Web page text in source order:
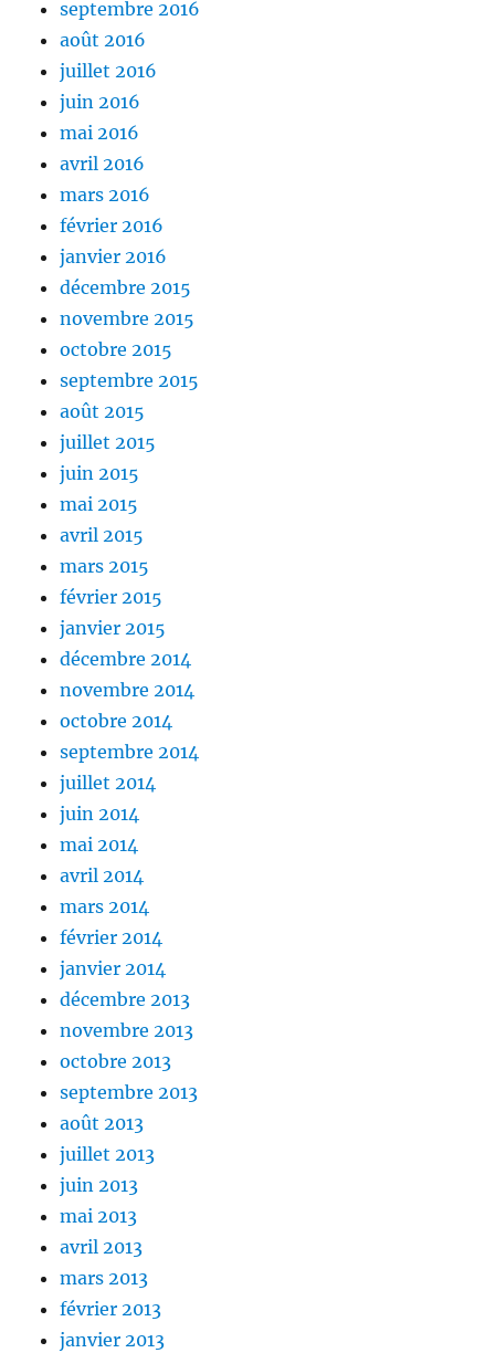
septembre 2016
août 2016
juillet 2016
juin 2016
mai 2016
avril 2016
mars 2016
février 2016
janvier 2016
décembre 2015
novembre 2015
octobre 2015
septembre 2015
août 2015
juillet 2015
juin 2015
mai 2015
avril 2015
mars 2015
février 2015
janvier 2015
décembre 2014
novembre 2014
octobre 2014
septembre 2014
juillet 2014
juin 2014
mai 2014
avril 2014
mars 2014
février 2014
janvier 2014
décembre 2013
novembre 2013
octobre 2013
septembre 2013
août 2013
juillet 2013
juin 2013
mai 2013
avril 2013
mars 2013
février 2013
janvier 2013